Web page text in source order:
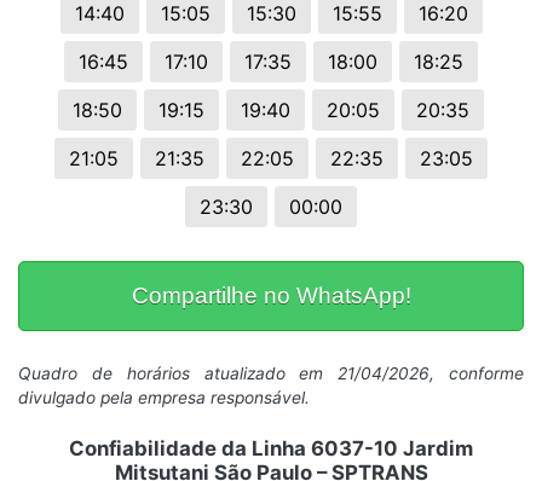
14:40
15:05 15:30 15:55
16:20
16:45
17:10 17:35 18:00
18:25
18:50
19:15 19:40 20:05
20:35
21:05
21:35 22:05 22:35
23:05
23:30
00:00
Compartilhe no WhatsApp!
Quadro de horários atualizado em 21/04/2026, conforme
divulgado pela empresa responsável.
Confiabilidade da Linha 6037-10 Jardim
Mitsutani São Paulo – SPTRANS